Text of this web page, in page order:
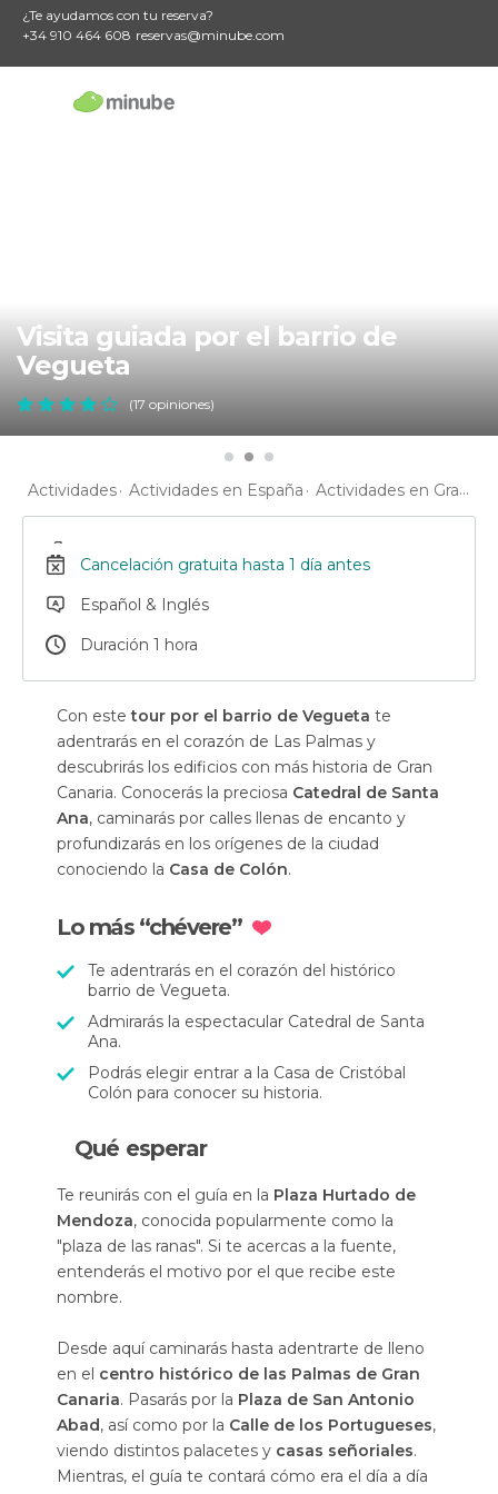
¿Te ayudamos con tu reserva?
+34 910 464 608 reservas@minube.com
Visita guiada por el barrio de
Vegueta
(17 opiniones)
Actividades Actividades en España Actividades en Gran Canaria
Cancelación gratuita hasta 1 día antes
Español & Inglés
Duración 1 hora
Con estetour por el barrio de Vegueta te
adentrarás en el corazón de Las Palmas y
descubrirás los edificios con más historia de Gran
Canaria. Conocerás la preciosa Catedral de Santa
Ana, caminarás por calles llenas de encanto y
profundizarás en los orígenes de la ciudad
conociendo la Casa de Colón.
Lo más “chévere”
Te adentrarás en el corazón del histórico
barrio de Vegueta.
Admirarás la espectacular Catedral de Santa
Ana.
Podrás elegir entrar a la Casa de Cristóbal
Colón para conocer su historia.
Qué esperar
Te reunirás con el guía en la Plaza Hurtado de
Mendoza, conocida popularmente como la
"plaza de las ranas". Si te acercas a la fuente,
entenderás el motivo por el que recibe este
nombre.
Desde aquí caminarás hasta adentrarte de lleno
en el centro histórico de las Palmas de Gran
Canaria. Pasarás por la Plaza de San Antonio
Abad, así como por la Calle de los Portugueses,
viendo distintos palacetes y casas señoriales.
Mientras, el guía te contará cómo era el día a día